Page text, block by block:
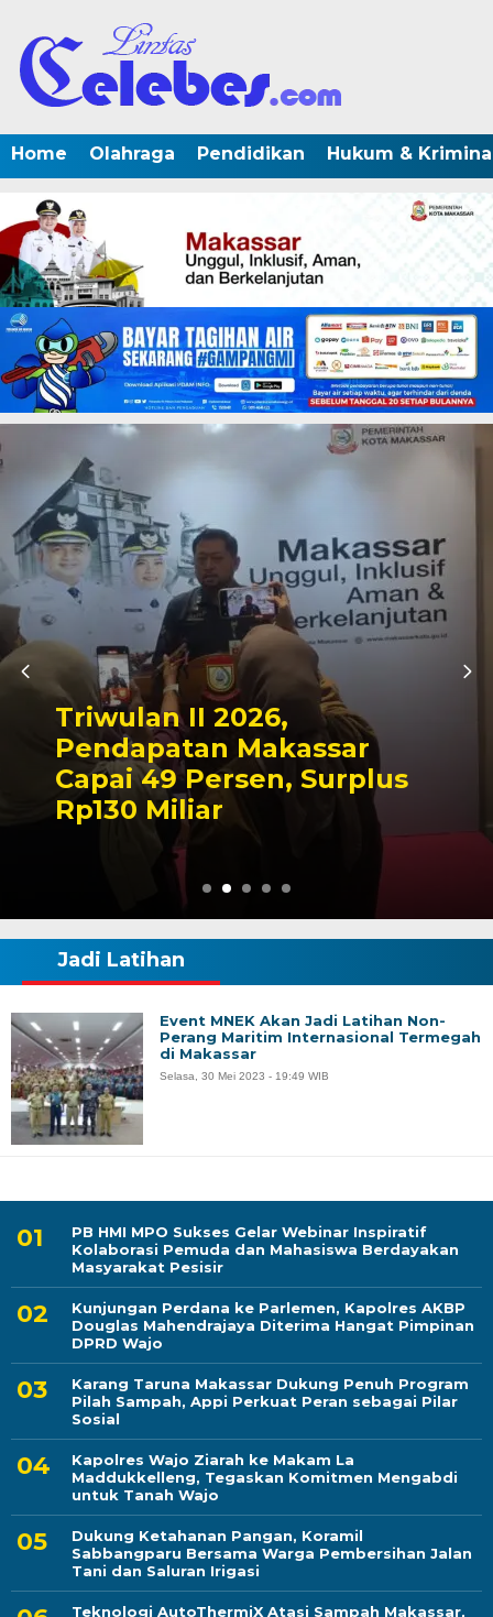
Home Olahraga Pendidikan Hukum &
Kapolres Wajo
Makam La
Tegaskan
Mengabdi untuk
PB HMI MPO Sukses Gelar Webinar Inspiratif
Kolaborasi Pemuda dan Mahasiswa Berdayakan
Masyarakat Pesisir
Kunjungan Perdana ke Parlemen, Kapolres AKBP
Douglas Mahendrajaya Diterima Hangat Pimpinan
DPRD Wajo
Karang Taruna Makassar Dukung Penuh Program
Pilah Sampah, Appi Perkuat Peran sebagai Pilar
Sosial
Kapolres Wajo Ziarah ke Makam La
Maddukkelleng, Tegaskan Komitmen Mengabdi
untuk Tanah Wajo
Dukung Ketahanan Pangan, Koramil
Sabbangparu Bersama Warga Pembersihan Jalan
Tani dan Saluran Irigasi
Teknologi AutoThermiX Atasi Sampah Makassar,
Jadi Latihan
Event MNEK Akan Jadi Latihan Non-
Perang Maritim Internasional Termegah
di Makassar
Selasa, 30 Mei 2023 - 19:49 WIB